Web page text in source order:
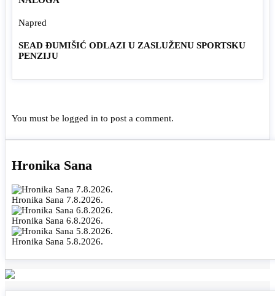
Napred
SEAD ĐUMIŠIĆ ODLAZI U ZASLUŽENU SPORTSKU
PENZIJU
You must be logged in to post a comment.
Hronika Sana
Hronika Sana 7.8.2026.
Hronika Sana 6.8.2026.
Hronika Sana 5.8.2026.